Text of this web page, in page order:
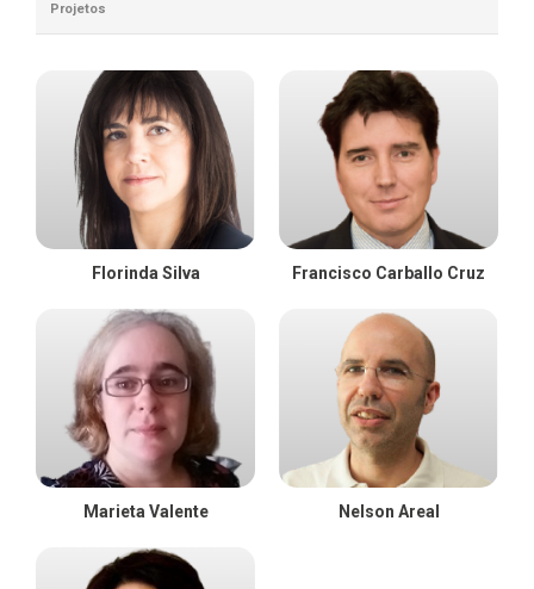
Projetos
Florinda Silva Francisco Carballo Cruz
Marieta Valente Nelson Areal